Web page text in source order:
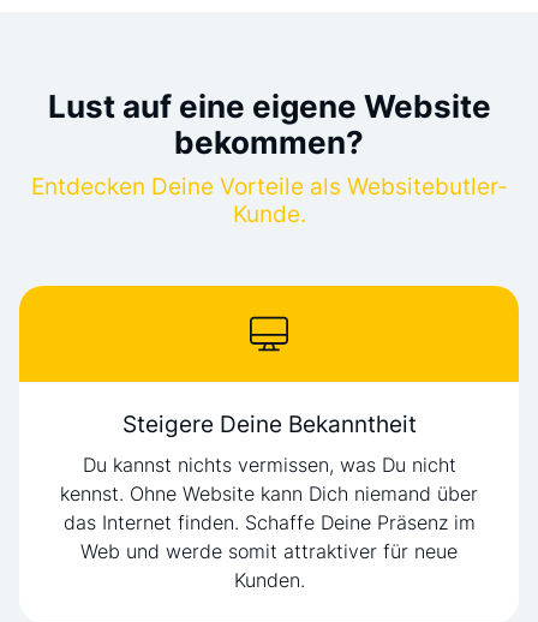
Lust auf eine eigene Website
bekommen?
Entdecken Deine Vorteile als Websitebutler-
Kunde.
Steigere Deine Bekanntheit
Du kannst nichts vermissen, was Du nicht
kennst. Ohne Website kann Dich niemand über
das Internet finden. Schaffe Deine Präsenz im
Web und werde somit attraktiver für neue
Kunden.